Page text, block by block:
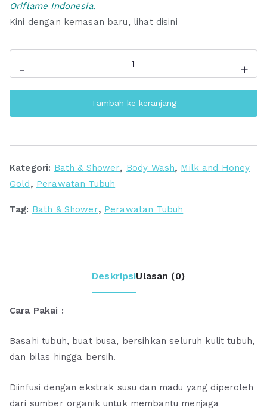
Oriflame Indonesia.
Kini dengan kemasan baru, lihat disini
-
Milk
&
Cream
+
Tambah ke keranjang
Kategori: Bath & Shower, Body Wash, Milk and Honey
Gold, Perawatan Tubuh
Tag: Bath & Shower, Perawatan Tubuh
DeskripsiUlasan (0)
Cara Pakai :
Basahi tubuh, buat busa, bersihkan seluruh kulit tubuh,
dan bilas hingga bersih.
Diinfusi dengan ekstrak susu dan madu yang diperoleh
dari sumber organik untuk membantu menjaga